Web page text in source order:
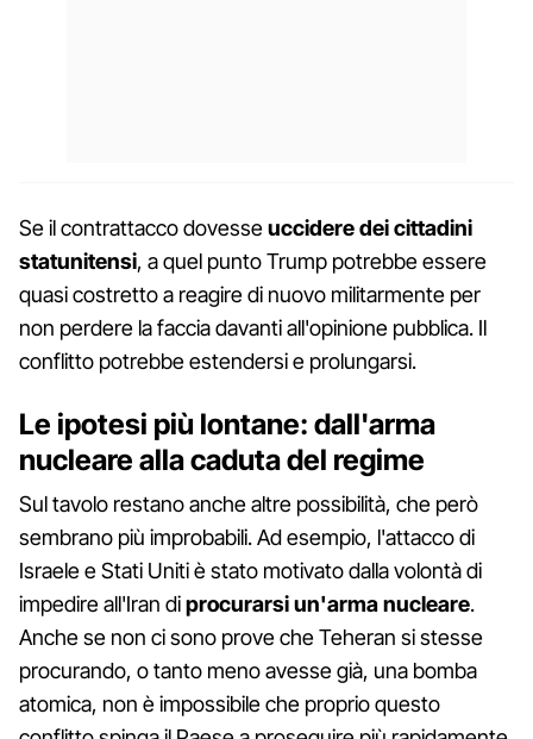
Se il contrattacco dovesseuccidere dei cittadini
statunitensi, a quel punto Trump potrebbe essere
quasi costretto a reagire di nuovo militarmente per
non perdere la faccia davanti all'opinione pubblica. Il
conflitto potrebbe estendersi e prolungarsi.
Le ipotesi più lontane: dall'arma
nucleare alla caduta del regime
Sul tavolo restano anche altre possibilità, che però
sembrano più improbabili. Ad esempio, l'attacco di
Israele e Stati Uniti è stato motivato dalla volontà di
impedire all'Iran diprocurarsi un'arma nucleare.
Anche se non ci sono prove che Teheran si stesse
procurando, o tanto meno avesse già, una bomba
atomica, non è impossibile che proprio questo